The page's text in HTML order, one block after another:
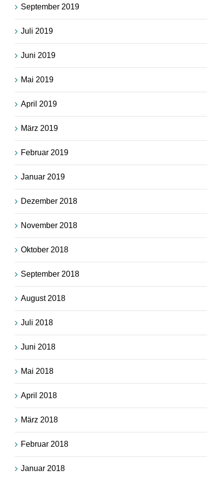
September 2019
Juli 2019
Juni 2019
Mai 2019
April 2019
März 2019
Februar 2019
Januar 2019
Dezember 2018
November 2018
Oktober 2018
September 2018
August 2018
Juli 2018
Juni 2018
Mai 2018
April 2018
März 2018
Februar 2018
Januar 2018